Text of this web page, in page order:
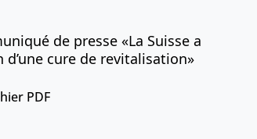
de presse «La Suisse a
d’une cure de revitalisation»
PDF